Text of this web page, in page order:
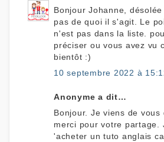
Bonjour Johanne,
pas de quoi il s'agit. Le
n'est pas dans la liste.
préciser ou vous avez vu
bientôt :)
10 septembre 2022 à
Anonyme a dit…
Bonjour. Je viens de vous
merci pour votre partage.
'acheter un tuto anglais